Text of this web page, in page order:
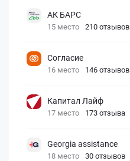
АК БАРС
15 место 210 отзывов
Согласие
16 место 146 отзывов
Капитал Лайф
17 место 173 отзыва
Georgia assistance
18 место 30 отзывов